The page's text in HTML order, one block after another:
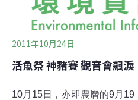
辦這項活動的寺廟。但是標準
2011年10月24日
活魚祭 神豬賽 觀音會飆淚
10月15日，亦即農曆的9月19